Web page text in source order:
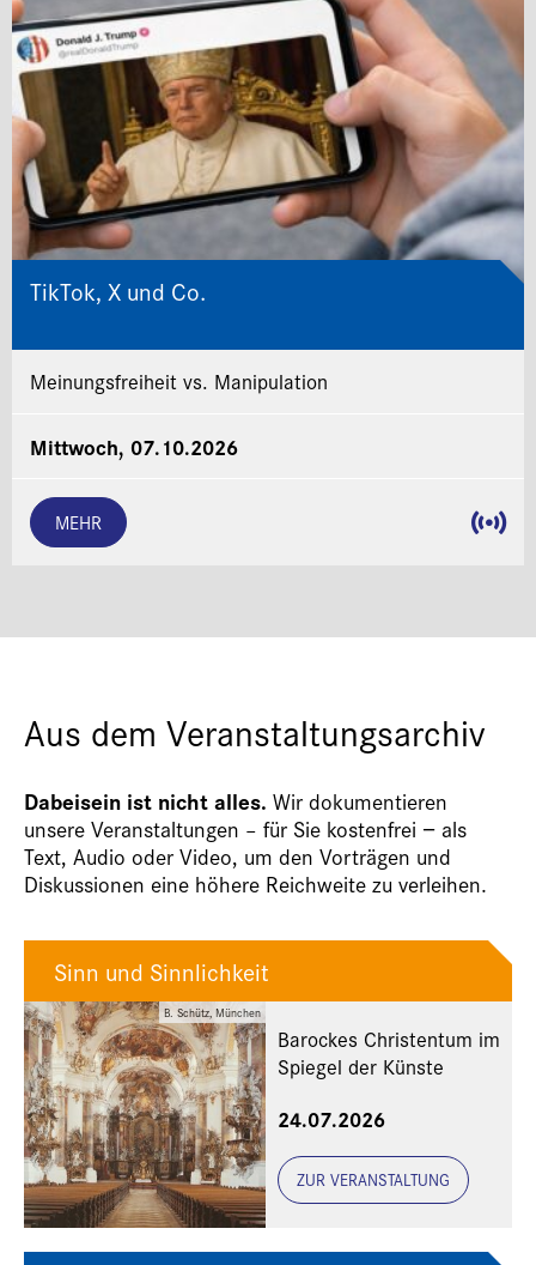
TikTok, X und Co.
Meinungsfreiheit vs. Manipulation
Mittwoch, 07.10.2026
MEHR
Aus dem Veranstaltungsarchiv
Dabeisein ist nicht alles. Wir dokumentieren
unsere Veranstaltungen – für Sie kostenfrei − als
Text, Audio oder Video, um den Vorträgen und
Diskussionen eine höhere Reichweite zu verleihen.
B. Schütz, München
Sinn und Sinnlichkeit
Barockes Christentum im
Spiegel der Künste
24.07.2026
ZUR VERANSTALTUNG